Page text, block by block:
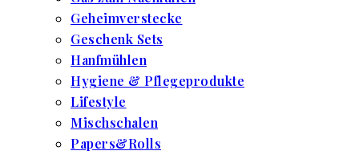
Geheimverstecke
Geschenk Sets
Hanfmühlen
Hygiene & Pflegeprodukte
Lifestyle
Mischschalen
Papers&Rolls